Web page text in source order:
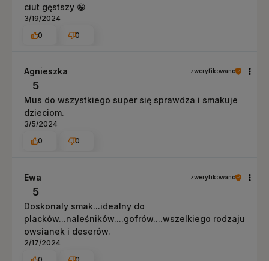
ciut gęstszy 😁
3/19/2024
0
0
Agnieszka zweryfikowano
5
Mus do wszystkiego super się sprawdza i smakuje
dzieciom.
3/5/2024
0
0
Ewa zweryfikowano
5
Doskonaly smak...idealny do
placków...naleśników....gofrów....wszelkiego rodzaju
owsianek i deserów.
2/17/2024